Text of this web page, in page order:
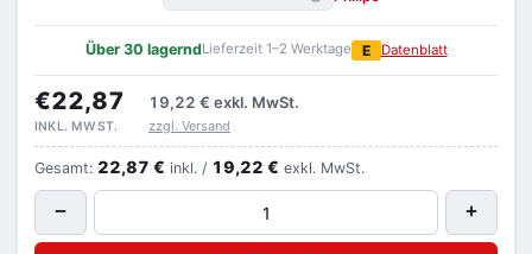
Über 30 lagerndLieferzeit 1–2 Werktage E Datenblatt
€22,87 19,22 € exkl. MwSt.
INKL. MWST. zzgl. Versand
Gesamt: 22,87 € inkl. / 19,22 € exkl. MwSt.
− +